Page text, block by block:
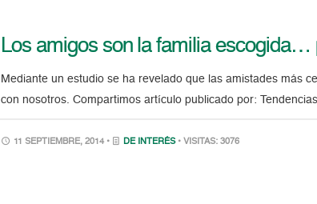
Los amigos son la familia escogida…
Mediante un estudio se ha revelado que las amistades más
con nosotros. Compartimos artículo publicado por:
11 SEPTIEMBRE, 2014 • DE INTERÉS • VISITAS: 3076